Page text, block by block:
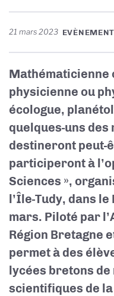
21 mars 2023 EVÈNEMENT
Mathématicienne
physicienne ou
écologue,
quelques-uns des
destineront peut-
participeront à
Sciences »,
l’Île-Tudy, dans
mars. Piloté par
Région Bretagne
permet à des
lycées bretons
scientifiques de